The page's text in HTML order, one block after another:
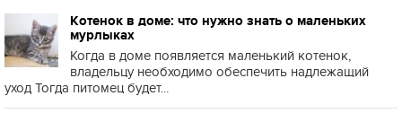
Котенок в доме: что нужно знать о маленьких
мурлыках
Когда в доме появляется маленький котенок,
владельцу необходимо обеспечить надлежащий
уход Тогда питомец будет...